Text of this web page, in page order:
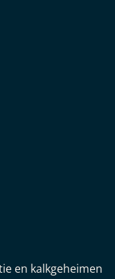
en kalkgeheimen